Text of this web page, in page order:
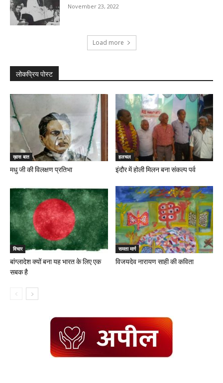
November 23, 2022
Load more
लोकप्रिय पोस्ट
ख़ास बात
मधु जी की विलक्षण प्रतिभा
हलचल
इंदौर में होली मिलन बना संकल्प पर्व
विचार
बांग्लादेश क्यों बना यह भारत के लिए एक
सबक है
समता मार्ग
विजयदेव नारायण साही की कविता